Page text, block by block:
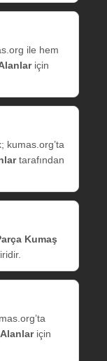
ile hem
için
kumas.org’ta
tarafından
Kumaş
için